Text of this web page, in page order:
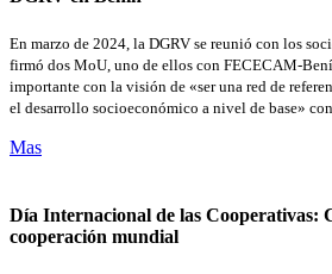
En marzo de 2024, la DGRV se reunió con los
firmó dos MoU, uno de ellos con FECECAM-
importante con la visión de «ser una red de
el desarrollo socioeconómico a nivel de base»
Mas
Día Internacional de las Cooperativas:
cooperación mundial